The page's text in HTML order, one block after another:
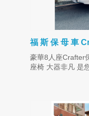
福 斯 保 母 車
豪華8人座Crafter
座椅 大器非凡 是